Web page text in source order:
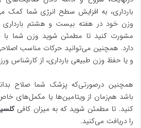
بارداری، به افزایش سطح انرژی شما کمک
وزن خود در هفته بیست و هشتم
مشورت کنید تا مطمئن شوید وزن شما با
دارد. همچنین می‌توانید حرکات مناسب
و یا حفظ وزن طبیعی بارداری، از کارشناس
همچنین درصورتی‌که پزشک شما صلاح
باشد هم‌زمان از ویتامین‌ها یا مکمل‌های خاص
کنید. تا مطمئن شوید که به میزان کافی
را دریافت می‌کنید.